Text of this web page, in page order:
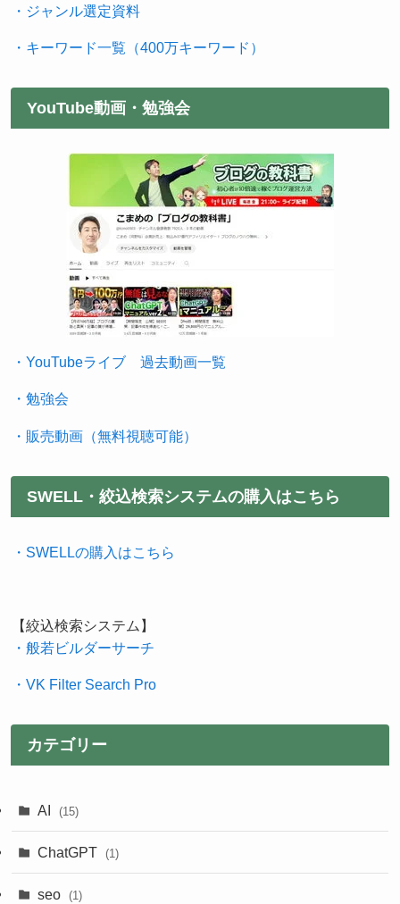
・ジャンル選定資料
・キーワード一覧（400万キーワード）
YouTube動画・勉強会
・YouTubeライブ 過去動画一覧
・勉強会
・販売動画（無料視聴可能）
SWELL・絞込検索システムの購入はこちら
・SWELLの購入はこちら
【絞込検索システム】
・般若ビルダーサーチ
・VK Filter Search Pro
カテゴリー
AI (15)
ChatGPT (1)
seo (1)